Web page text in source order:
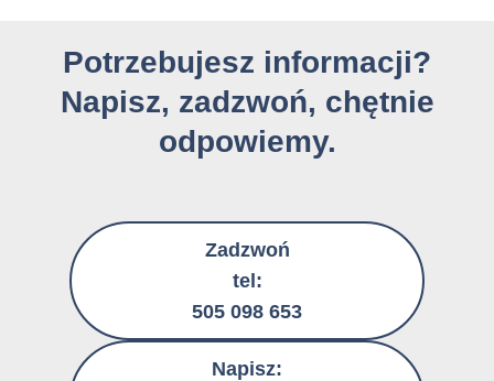
Potrzebujesz informacji?
Napisz, zadzwoń, chętnie
odpowiemy.
Zadzwoń
tel:
505 098 653
Napisz: